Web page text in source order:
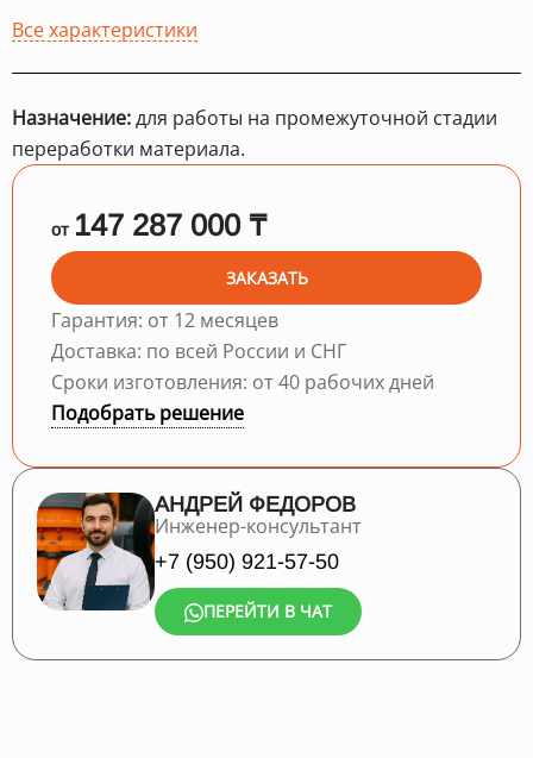
Все характеристики
Назначение:для работы на промежуточной стадии
переработки материала.
от 147 287 000 ₸
ЗАКАЗАТЬ
Гарантия: от 12 месяцев
Доставка: по всей России и СНГ
Сроки изготовления: от 40 рабочих дней
Подобрать решение
АНДРЕЙ ФЕДОРОВ
Инженер-консультант
+7 (950) 921-57-50
ПЕРЕЙТИ В ЧАТ